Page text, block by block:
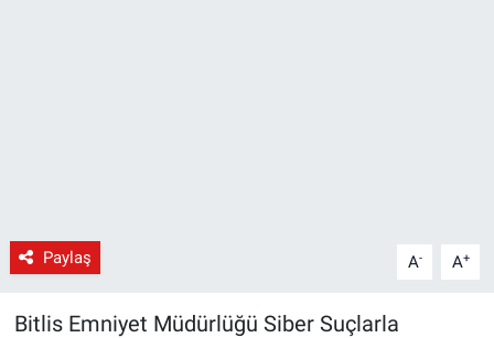
Paylaş A- A+
Bitlis Emniyet Müdürlüğü Siber Suçlarla